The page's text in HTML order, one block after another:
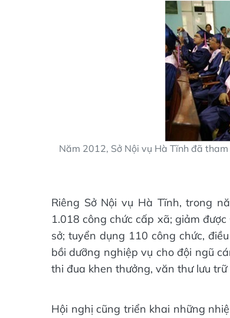
Năm 2012, Sở Nội vụ Hà Tĩnh đã
Riêng Sở Nội vụ Hà Tĩnh, trong
1.018 công chức cấp xã; giảm
sở; tuyển dụng 110 công chức,
bồi dưỡng nghiệp vụ cho đội ngũ
thi đua khen thưởng, văn thư lưu
Hội nghị cũng triển khai những